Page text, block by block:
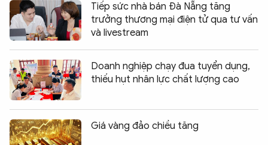
Tiếp sức nhà bán Đà Nẵng tăng
trưởng thương mại điện tử qua tư vấn
và livestream
Doanh nghiệp chạy đua tuyển dụng,
thiếu hụt nhân lực chất lượng cao
Giá vàng đảo chiều tăng